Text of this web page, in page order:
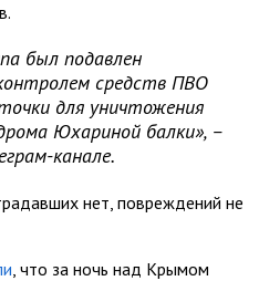
был подавлен
средств ПВО
для уничтожения
Юхариной балки», –
канале.
нет, повреждений не
, что за ночь над Крымом